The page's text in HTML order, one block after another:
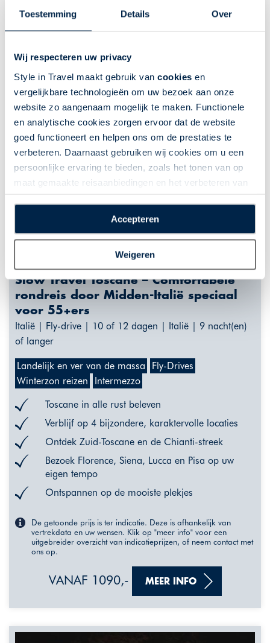
Toestemming Details Over
Wij respecteren uw privacy
Style in Travel maakt gebruik van cookies en
vergelijkbare technologieën om uw bezoek aan onze
website zo aangenaam mogelijk te maken. Functionele
en analytische cookies zorgen ervoor dat de website
goed functioneert en helpen ons om de prestaties te
verbeteren. Daarnaast gebruiken wij cookies om u een
persoonlijke ervaring te bieden, zoals het tonen van op
maat gemaakte reisaanbiedingen en het verbeteren van
plaatsen van alle hierboven beschreven cookies en
technologieën, waarmee persoonlijke gegevens kunnen
worden verzameld. Indien u kiest voor “Weigeren”
plaatsen wij enkel functionele cookies, en zal er geen
sprake zijn van gepersonaliseerde content.
Accepteren
Weigeren
Slow Travel Toscane – Comfortabele
rondreis door Midden-Italië speciaal
voor 55+ers
Italië | Fly-drive | 10 of 12 dagen | Italië | 9 nacht(en)
of langer
Landelijk en ver van de massa
Fly-Drives
Winterzon reizen
Intermezzo
Toscane in alle rust beleven
Verblijf op 4 bijzondere, karaktervolle locaties
Ontdek Zuid-Toscane en de Chianti-streek
Bezoek Florence, Siena, Lucca en Pisa op uw
eigen tempo
Ontspannen op de mooiste plekjes
De getoonde prijs is ter indicatie. Deze is afhankelijk van
vertrekdata en uw wensen. Klik op "meer info" voor een
uitgebreider overzicht van indicatieprijzen, of neem contact met
ons op.
VANAF 1090,- MEER INFO